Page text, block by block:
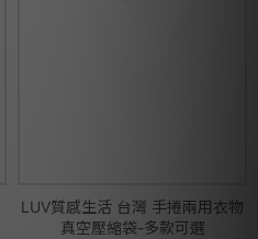
LUV質感生活 台灣 手捲兩用衣物
真空壓縮袋-多款可選